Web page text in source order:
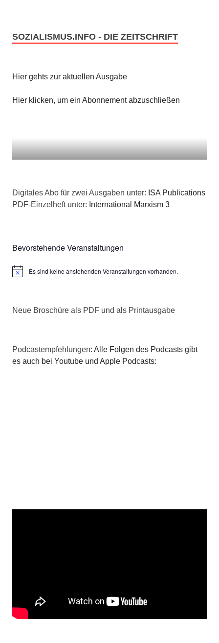
SOZIALISMUS.INFO - DIE ZEITSCHRIFT
Hier gehts zur aktuellen Ausgabe
Hier klicken, um ein Abonnement abzuschließen
Digitales Abo für zwei Ausgaben unter: ISA Publications
PDF-Einzelheft unter: International Marxism 3
Bevorstehende Veranstaltungen
HinweisEs sind keine anstehenden Veranstaltungen vorhanden.
Neue Broschüre als PDF und als Printausgabe
Podcastempfehlungen: Alle Folgen des Podcasts gibt
es auch bei Youtube und Apple Podcasts: